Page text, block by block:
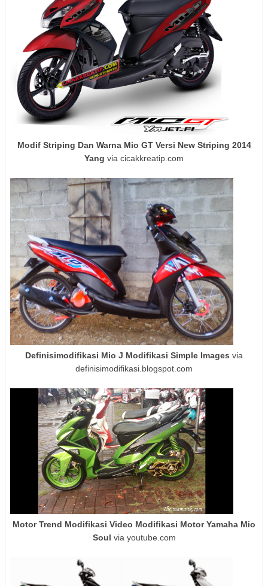
Modif Striping Dan Warna Mio GT Versi New Striping 2014
Yang via cicakkreatip.com
Definisimodifikasi Mio J Modifikasi Simple Images via
definisimodifikasi.blogspot.com
Motor Trend Modifikasi Video Modifikasi Motor Yamaha Mio
Soul via youtube.com